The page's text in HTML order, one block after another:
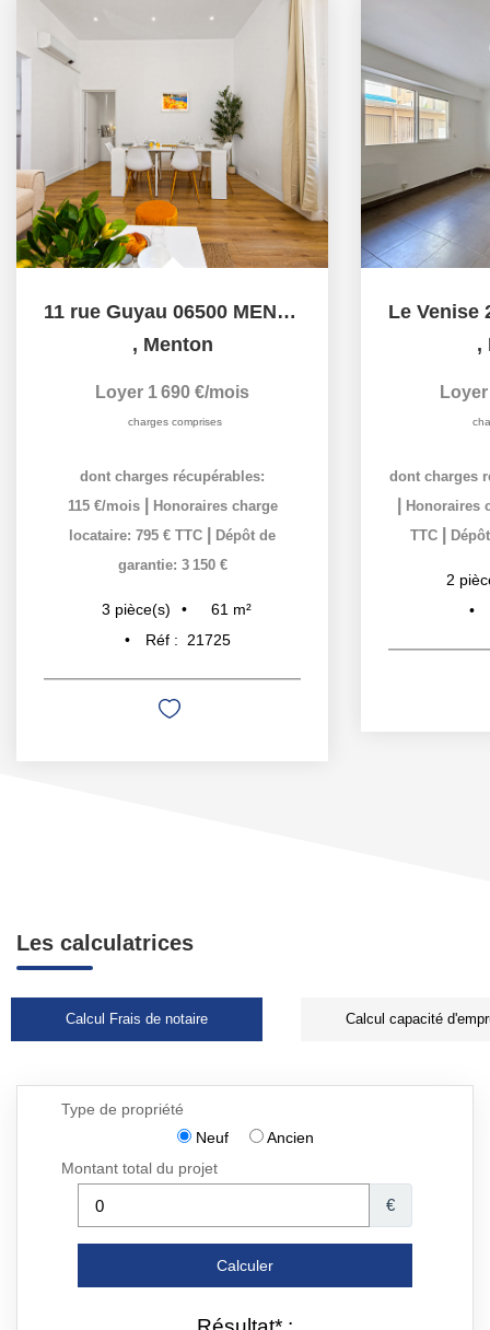
11 rue Guyau 06500 MENTON bail mobilité 10 mois.
, Menton
Loyer 1 690 €/mois
charges comprises
dont charges récupérables:
115 €/mois
Honoraires charge
locataire: 795 € TTC
Dépôt de
garantie: 3 150 €
3 pièce(s) 61 m²
Réf :
21725
,
dont charges
Honoraires
TTC
2
Les calculatrices
Calcul Frais de notaire Calcul capacité